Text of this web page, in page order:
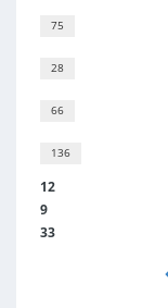
75
28
66
136
12
9
33